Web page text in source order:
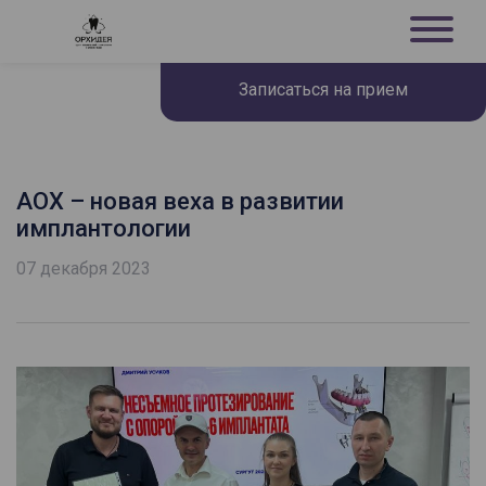
Записаться на прием
AOX – новая веха в развитии
имплантологии
07 декабря 2023